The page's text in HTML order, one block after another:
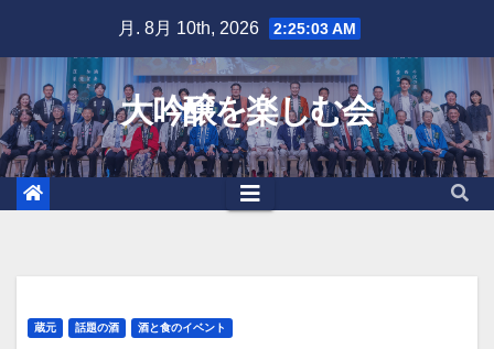
content
月. 8月 10th, 2026 2:25:04 AM
大吟醸を楽しむ会
蔵元 話題の酒 酒と食のイベント